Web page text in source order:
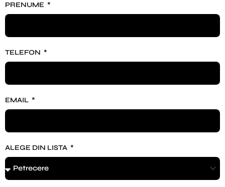
PRENUME
TELEFON
EMAIL
ALEGE DIN LISTA